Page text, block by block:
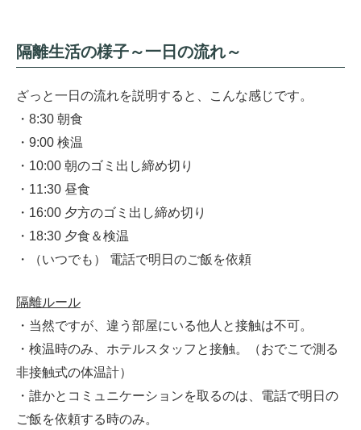
隔離生活の様子～一日の流れ～
ざっと一日の流れを説明すると、こんな感じです。
・8:30 朝食
・9:00 検温
・10:00 朝のゴミ出し締め切り
・11:30 昼食
・16:00 夕方のゴミ出し締め切り
・18:30 夕食＆検温
・（いつでも） 電話で明日のご飯を依頼
隔離ルール
・当然ですが、違う部屋にいる他人と接触は不可。
・検温時のみ、ホテルスタッフと接触。（おでこで測る
非接触式の体温計）
・誰かとコミュニケーションを取るのは、電話で明日の
ご飯を依頼する時のみ。